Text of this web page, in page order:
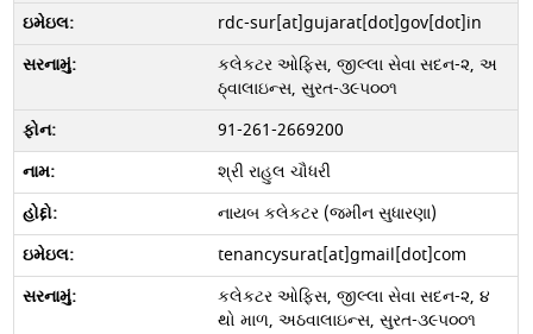
rdc-sur[at]gujarat[dot]gov[dot]in
કલેકટર ઓફિસ, જીલ્લા સેવા સદન-૨, અ
ઠ્વાલાઇન્સ, સુરત-૩૯૫૦૦૧
91-261-2669200
શ્રી રાહુલ ચૌધરી
નાયબ કલેકટર (જમીન સુધારણા)
tenancysurat[at]gmail[dot]com
કલેકટર ઓફિસ, જીલ્લા સેવા સદન-૨, ૪
થો માળ, અઠવાલાઇન્સ, સુરત-૩૯૫૦૦૧